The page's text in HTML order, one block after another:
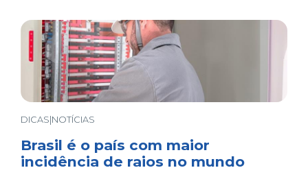
DICAS|NOTÍCIAS
Brasil é o país com maior
incidência de raios no mundo